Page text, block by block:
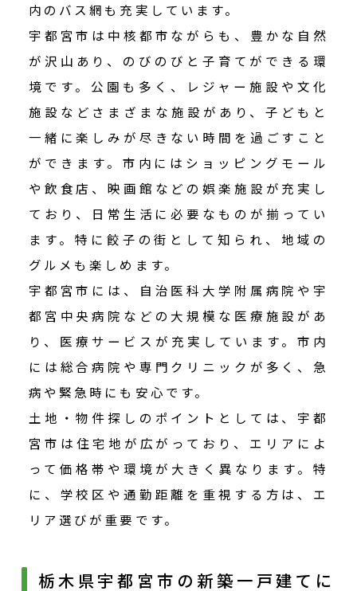
内のバス網も充実しています。
宇都宮市は中核都市ながらも、豊かな自然
が沢山あり、のびのびと子育てができる環
境です。公園も多く、レジャー施設や文化
施設などさまざまな施設があり、子どもと
一緒に楽しみが尽きない時間を過ごすこと
ができます。市内にはショッピングモール
や飲食店、映画館などの娯楽施設が充実し
ており、日常生活に必要なものが揃ってい
ます。特に餃子の街として知られ、地域の
グルメも楽しめます。
宇都宮市には、自治医科大学附属病院や宇
都宮中央病院などの大規模な医療施設があ
り、医療サービスが充実しています。市内
には総合病院や専門クリニックが多く、急
病や緊急時にも安心です。
土地・物件探しのポイントとしては、宇都
宮市は住宅地が広がっており、エリアによ
って価格帯や環境が大きく異なります。特
に、学校区や通勤距離を重視する方は、エ
リア選びが重要です。
栃木県宇都宮市の新築一戸建てに